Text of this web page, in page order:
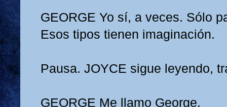
GEORGE Yo sí, a veces. Sólo
Esos tipos tienen imaginación.
Pausa. JOYCE sigue leyendo,
GEORGE Me llamo George.